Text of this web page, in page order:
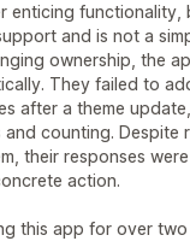
enticing functionality,
and is not a
ownership, the
They failed to
after a theme
and counting. Despite
their responses
action.
this app for over